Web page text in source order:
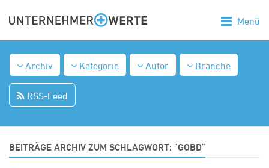
Menü
Archiv Kategorie Autor Branche
RSS-Feed
BEITRÄGE ARCHIV ZUM SCHLAGWORT: "GOBD"